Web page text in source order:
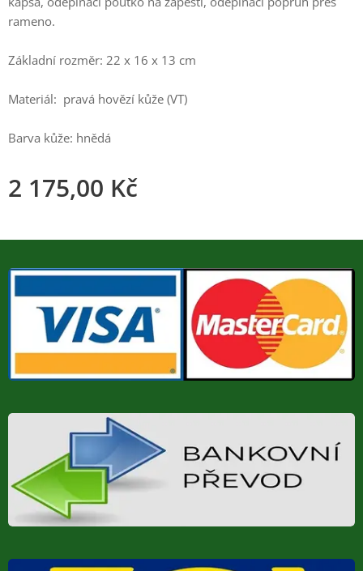
rameno.
Základní rozměr: 22 x 16 x 13 cm
Materiál: pravá hovězí kůže (VT)
Barva kůže: hnědá
2 175,00 Kč